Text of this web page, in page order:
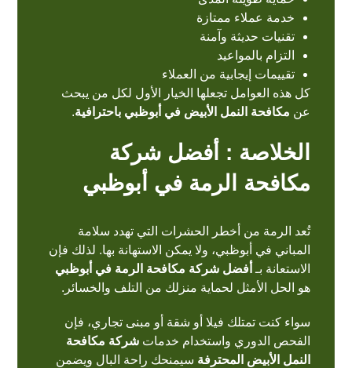
خدمة عملاء ممتازة
تقنيات حديثة وآمنة
التزام بالمواعيد
تقييمات إيجابية من العملاء
كل هذه العوامل تجعلها الخيار الأول لكل من يبحث
عن مكافحة النمل الأبيض في أبوظبي باحترافية.
الخلاصة : أفضل شركة
مكافحة الرمة في أبوظبي
تُعد الرمة من أخطر الحشرات التي تهدد سلامة
المباني في أبوظبي، ولا يمكن الاستهانة بها. لذلك فإن
الاستعانة بـ أفضل شركة مكافحة الرمة في أبوظبي
هو الحل الأمثل لحماية منزلك من التلف والخسائر.
سواء كنت تمتلك فيلا أو شقة أو مبنى تجاري، فإن
الفحص الدوري واستخدام خدماتشركة مكافحة
النمل الأبيض المحترفة سيمنحك راحة البال ويضمن